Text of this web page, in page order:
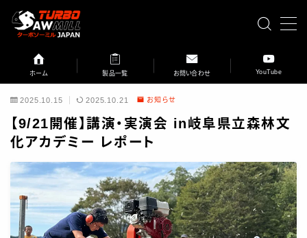
ターボソーミルとは
ターボソーミルでできること
スイングブレード製材機の特徴
ターボソーミルと他の製材方法との比較
ホーム 製品一覧 お問い合わせ YouTube
2025.10.15 2025.10.21 お知らせ
【9/21開催】講演・実演会 in岐阜県立森林文
化アカデミー レポート